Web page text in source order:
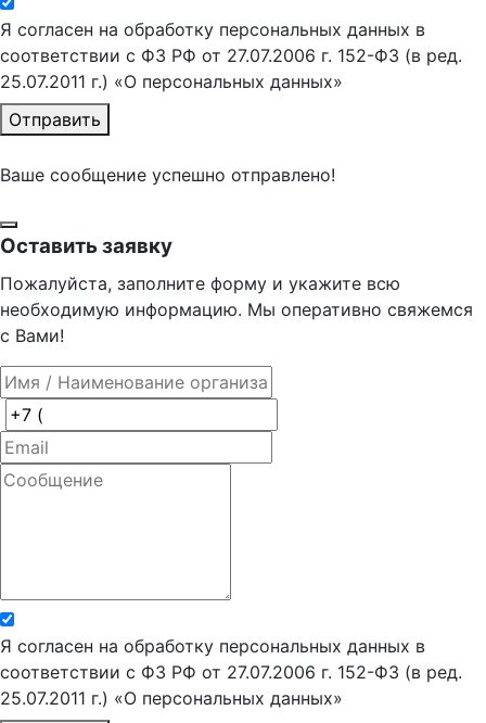
Я согласен на обработку персональных данных в
соответствии с ФЗ РФ от 27.07.2006 г. 152-ФЗ (в ред.
25.07.2011 г.) «О персональных данных»
Отправить
Ваше сообщение успешно отправлено!
Оставить заявку
Пожалуйста, заполните форму и укажите всю
необходимую информацию. Мы оперативно свяжемся
с Вами!
Я согласен на обработку персональных данных в
соответствии с ФЗ РФ от 27.07.2006 г. 152-ФЗ (в ред.
25.07.2011 г.) «О персональных данных»